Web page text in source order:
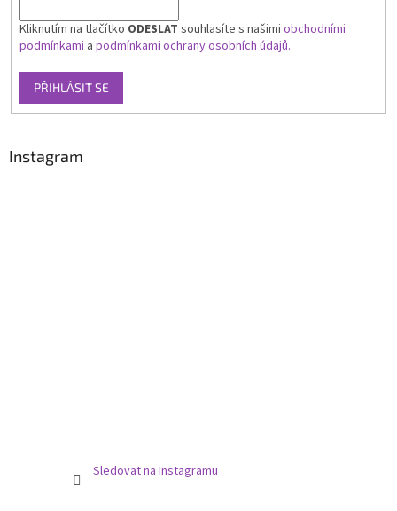
Kliknutím na tlačítko ODESLAT souhlasíte s našimi obchodními
podmínkami a podmínkami ochrany osobních údajů.
PŘIHLÁSIT SE
Instagram
Sledovat na Instagramu